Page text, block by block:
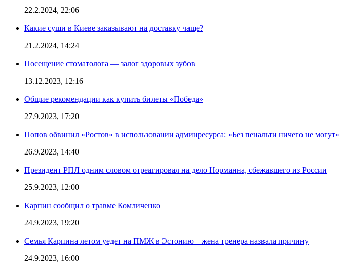
22.2.2024, 22:06
Какие суши в Киеве заказывают на доставку чаще?
21.2.2024, 14:24
Посещение стоматолога — залог здоровых зубов
13.12.2023, 12:16
Общие рекомендации как купить билеты «Победа»
27.9.2023, 17:20
Попов обвинил «Ростов» в использовании админресурса: «Без пенальти ничего не могут»
26.9.2023, 14:40
Президент РПЛ одним словом отреагировал на дело Норманна, сбежавшего из России
25.9.2023, 12:00
Карпин сообщил о травме Комличенко
24.9.2023, 19:20
Семья Карпина летом уедет на ПМЖ в Эстонию – жена тренера назвала причину
24.9.2023, 16:00